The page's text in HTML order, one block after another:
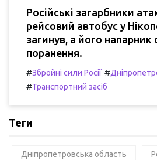
Російські загарбники
рейсовий автобус у
загинув, а його
поранення.
#Збройні сили Росії #
#Транспортний засіб
Теги
Дніпропетровська область